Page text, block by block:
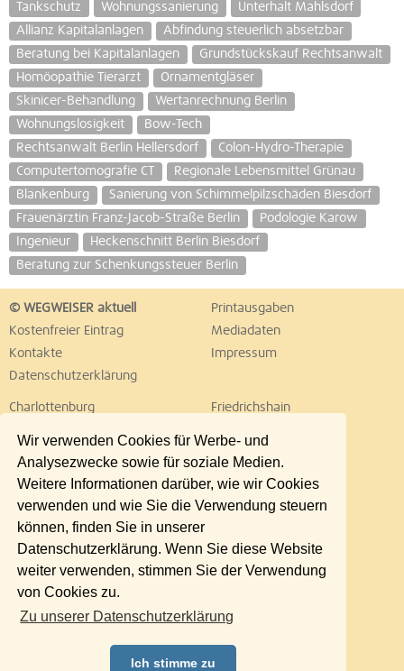
Wir verwenden Cookies für Werbe- und
Analysezwecke sowie für soziale Medien.
Weitere Informationen darüber, wie wir Cookies
verwenden und wie Sie die Verwendung steuern
können, finden Sie in unserer
Datenschutzerklärung. Wenn Sie diese Website
weiter verwenden, stimmen Sie der Verwendung
von Cookies zu.
Zu unserer Datenschutzerklärung
Ich stimme zu
Tankschutz
Wohnungssanierung
Unterhalt Mahlsdorf
Allianz Kapitalanlagen
Abfindung steuerlich absetzbar
Beratung bei Kapitalanlagen
Grundstückskauf Rechtsanwalt
Homöopathie Tierarzt
Ornamentgläser
Skinicer-Behandlung
Wertanrechnung Berlin
Wohnungslosigkeit
Bow-Tech
Rechtsanwalt Berlin Hellersdorf
Colon-Hydro-Therapie
Computertomografie CT
Regionale Lebensmittel Grünau
Blankenburg
Sanierung von Schimmelpilzschäden Biesdorf
Frauenärztin Franz-Jacob-Straße Berlin
Podologie Karow
Ingenieur
Heckenschnitt Berlin Biesdorf
Beratung zur Schenkungssteuer Berlin
© WEGWEISER aktuell
Printausgaben
Kostenfreier Eintrag
Mediadaten
Kontakte
Impressum
Datenschutzerklärung
Charlottenburg
Friedrichshain
Lichtenberg
Marzahn
Neukölln
Pankow
Reinickendorf
Schöneberg
Spandau
Steglitz
Tempelhof
Treptow
Umland Ost